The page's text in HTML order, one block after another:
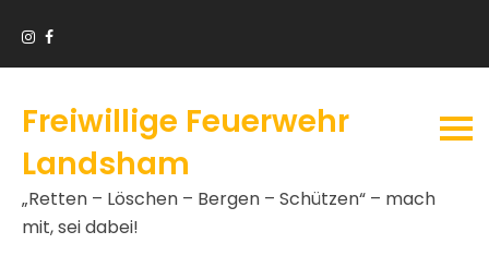
Freiwillige Feuerwehr
Landsham
„Retten – Löschen – Bergen – Schützen“ – mach
mit, sei dabei!